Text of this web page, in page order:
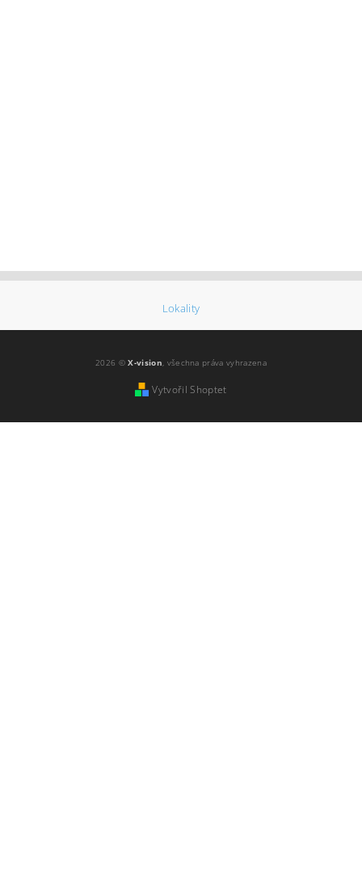
Lokality
2026 ©X-vision, všechna práva vyhrazena
Vytvořil Shoptet